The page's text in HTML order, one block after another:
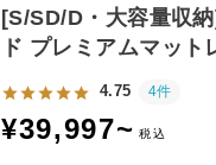
[S/SD/D・大容量収
ド プレミアムマット
4.75 4件
¥39,997~